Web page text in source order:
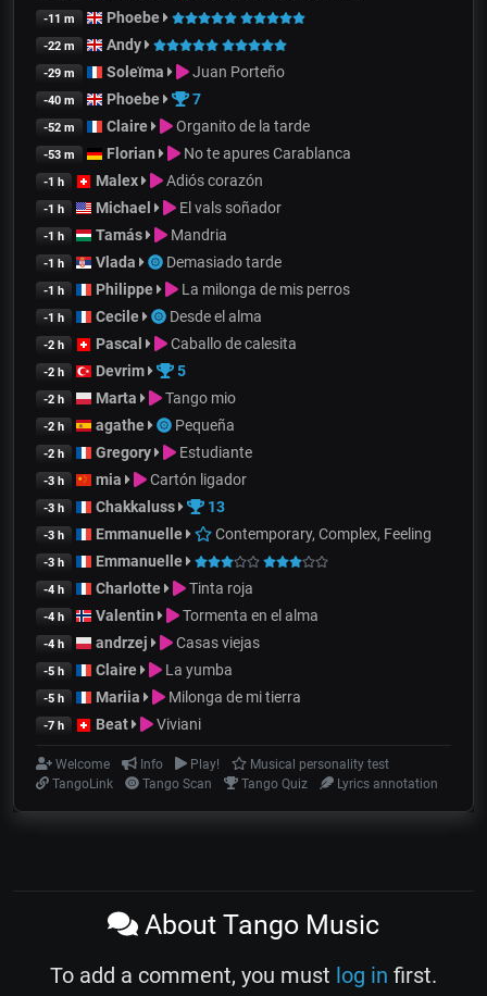
-11 m Phoebe
-22 m Andy
-29 m Soleïma Juan Porteño
-40 m Phoebe 7
-52 m Claire Organito de la tarde
-53 m Florian No te apures Carablanca
-1 h Malex Adiós corazón
-1 h Michael El vals soñador
-1 h Tamás Mandria
-1 h Vlada Demasiado tarde
-1 h Philippe La milonga de mis perros
-1 h Cecile Desde el alma
-2 h Pascal Caballo de calesita
-2 h Devrim 5
-2 h Marta Tango mio
-2 h agathe Pequeña
-2 h Gregory Estudiante
-3 h mia Cartón ligador
-3 h Chakkaluss 13
-3 h Emmanuelle Contemporary, Complex, Feeling
-3 h Emmanuelle
-4 h Charlotte Tinta roja
-4 h Valentin Tormenta en el alma
-4 h andrzej Casas viejas
-5 h Claire La yumba
-5 h Mariia Milonga de mi tierra
-7 h Beat Viviani
Welcome Info Play!
Musical personality test
TangoLink
Tango Scan Tango Quiz Lyrics annotation
About Tango Music
To add a comment, you must log in first.